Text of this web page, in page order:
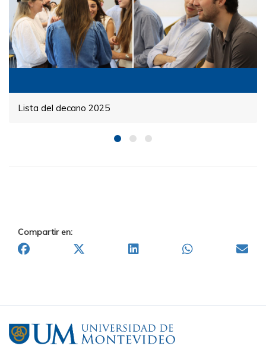
Lista del decano 2025
Compartir en: